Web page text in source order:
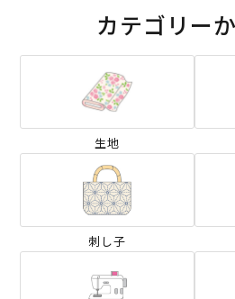
カテゴリー
生地
刺し子